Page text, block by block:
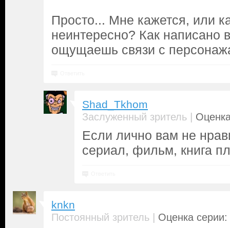
Просто... Мне кажется, или
неинтересно? Как написано
ощущаешь связи с
Shad_Tkhom
Заслуженный зритель |
Если лично вам не
сериал, фильм, книга
knkn
Постоянный зритель | Оценка серии: